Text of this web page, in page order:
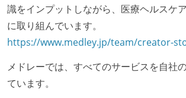
れる
職業安定法に対応する記載事項
給与形態：年俸制
主な休暇：年末年始、夏季、慶弔休暇
識をインプットしながら、医療ヘルスケ
に取り組んでいます。
https://www.medley.jp/team/creator-
メドレーでは、すべてのサービスを自社
ています。